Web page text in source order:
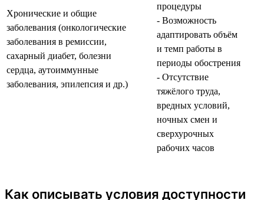
Хронические и общие
заболевания (онкологические
заболевания в ремиссии,
сахарный диабет, болезни
сердца, аутоиммунные
заболевания, эпилепсия и др.)
процедуры
- Возможность
адаптировать объём
и темп работы в
периоды обострения
- Отсутствие
тяжёлого труда,
вредных условий,
ночных смен и
сверхурочных
рабочих часов
Как описывать условия доступности